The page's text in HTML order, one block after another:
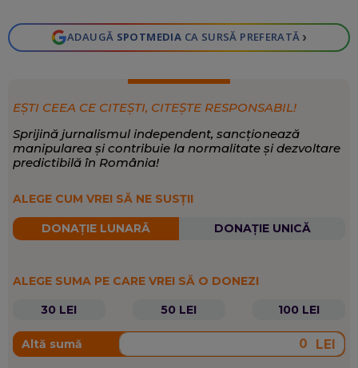
ADAUGĂ SPOTMEDIA CA SURSĂ PREFERATĂ ›
EȘTI CEEA CE CITEȘTI, CITEȘTE RESPONSABIL!
Sprijină jurnalismul independent, sancționează
manipularea și contribuie la normalitate și dezvoltare
predictibilă în România!
ALEGE CUM VREI SĂ NE SUSȚII
DONAȚIE LUNARĂ DONAȚIE UNICĂ
ALEGE SUMA PE CARE VREI SĂ O DONEZI
30 LEI
50 LEI 100 LEI
Altă sumă LEI